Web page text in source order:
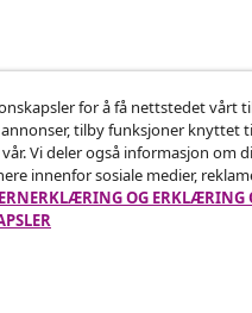
for å få nettstedet vårt
tilby funksjoner knyttet
Vi deler også informasjon om
innenfor sosiale medier,
OG ERKLÆRING